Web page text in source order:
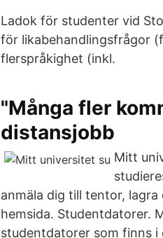
Ladok för studenter vid
för likabehandlingsfrågor
flerspråkighet (inkl.
"Många fler
distansjobb
Mitt
anmäla dig till tentor,
hemsida. Studentdatorer.
studentdatorer som finns i